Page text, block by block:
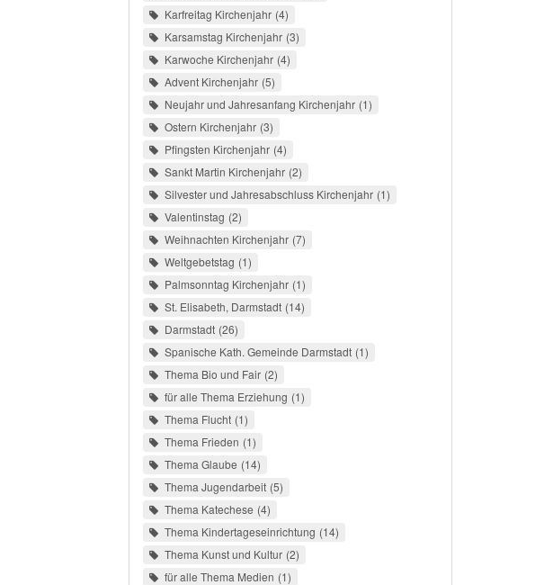
Karfreitag Kirchenjahr 4
Karsamstag Kirchenjahr 3
Karwoche Kirchenjahr 4
Advent Kirchenjahr 5
Neujahr und Jahresanfang Kirchenjahr 1
Ostern Kirchenjahr 3
Pfingsten Kirchenjahr 4
Sankt Martin Kirchenjahr 2
Silvester und Jahresabschluss Kirchenjahr 1
Valentinstag 2
Weihnachten Kirchenjahr 7
Weltgebetstag 1
Palmsonntag Kirchenjahr 1
St. Elisabeth, Darmstadt 14
Darmstadt 26
Spanische Kath. Gemeinde Darmstadt 1
Thema Bio und Fair 2
für alle Thema Erziehung 1
Thema Flucht 1
Thema Frieden 1
Thema Glaube 14
Thema Jugendarbeit 5
Thema Katechese 4
Thema Kindertageseinrichtung 14
Thema Kunst und Kultur 2
für alle Thema Medien 1